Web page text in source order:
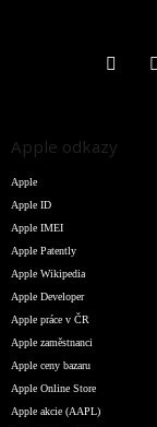
Apple odkazy
Apple
Apple ID
Apple IMEI
Apple Patently
Apple Wikipedia
Apple Developer
Apple práce v ČR
Apple zaměstnanci
Apple ceny bazaru
Apple Online Store
Apple akcie (AAPL)